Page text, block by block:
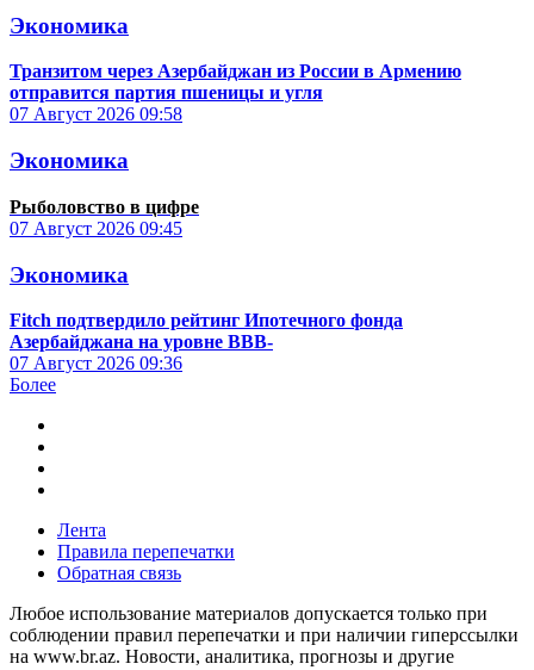
Экономика
Транзитом через Азербайджан из России в Армению
отправится партия пшеницы и угля
07 Август 2026 09:58
Экономика
Рыболовство в цифре
07 Август 2026 09:45
Экономика
Fitch подтвердило рейтинг Ипотечного фонда
Азербайджана на уровне BBB-
07 Август 2026 09:36
Более
Лента
Правила перепечатки
Обратная связь
Любое использование материалов допускается только при
соблюдении правил перепечатки и при наличии гиперссылки
на www.br.az. Новости, аналитика, прогнозы и другие